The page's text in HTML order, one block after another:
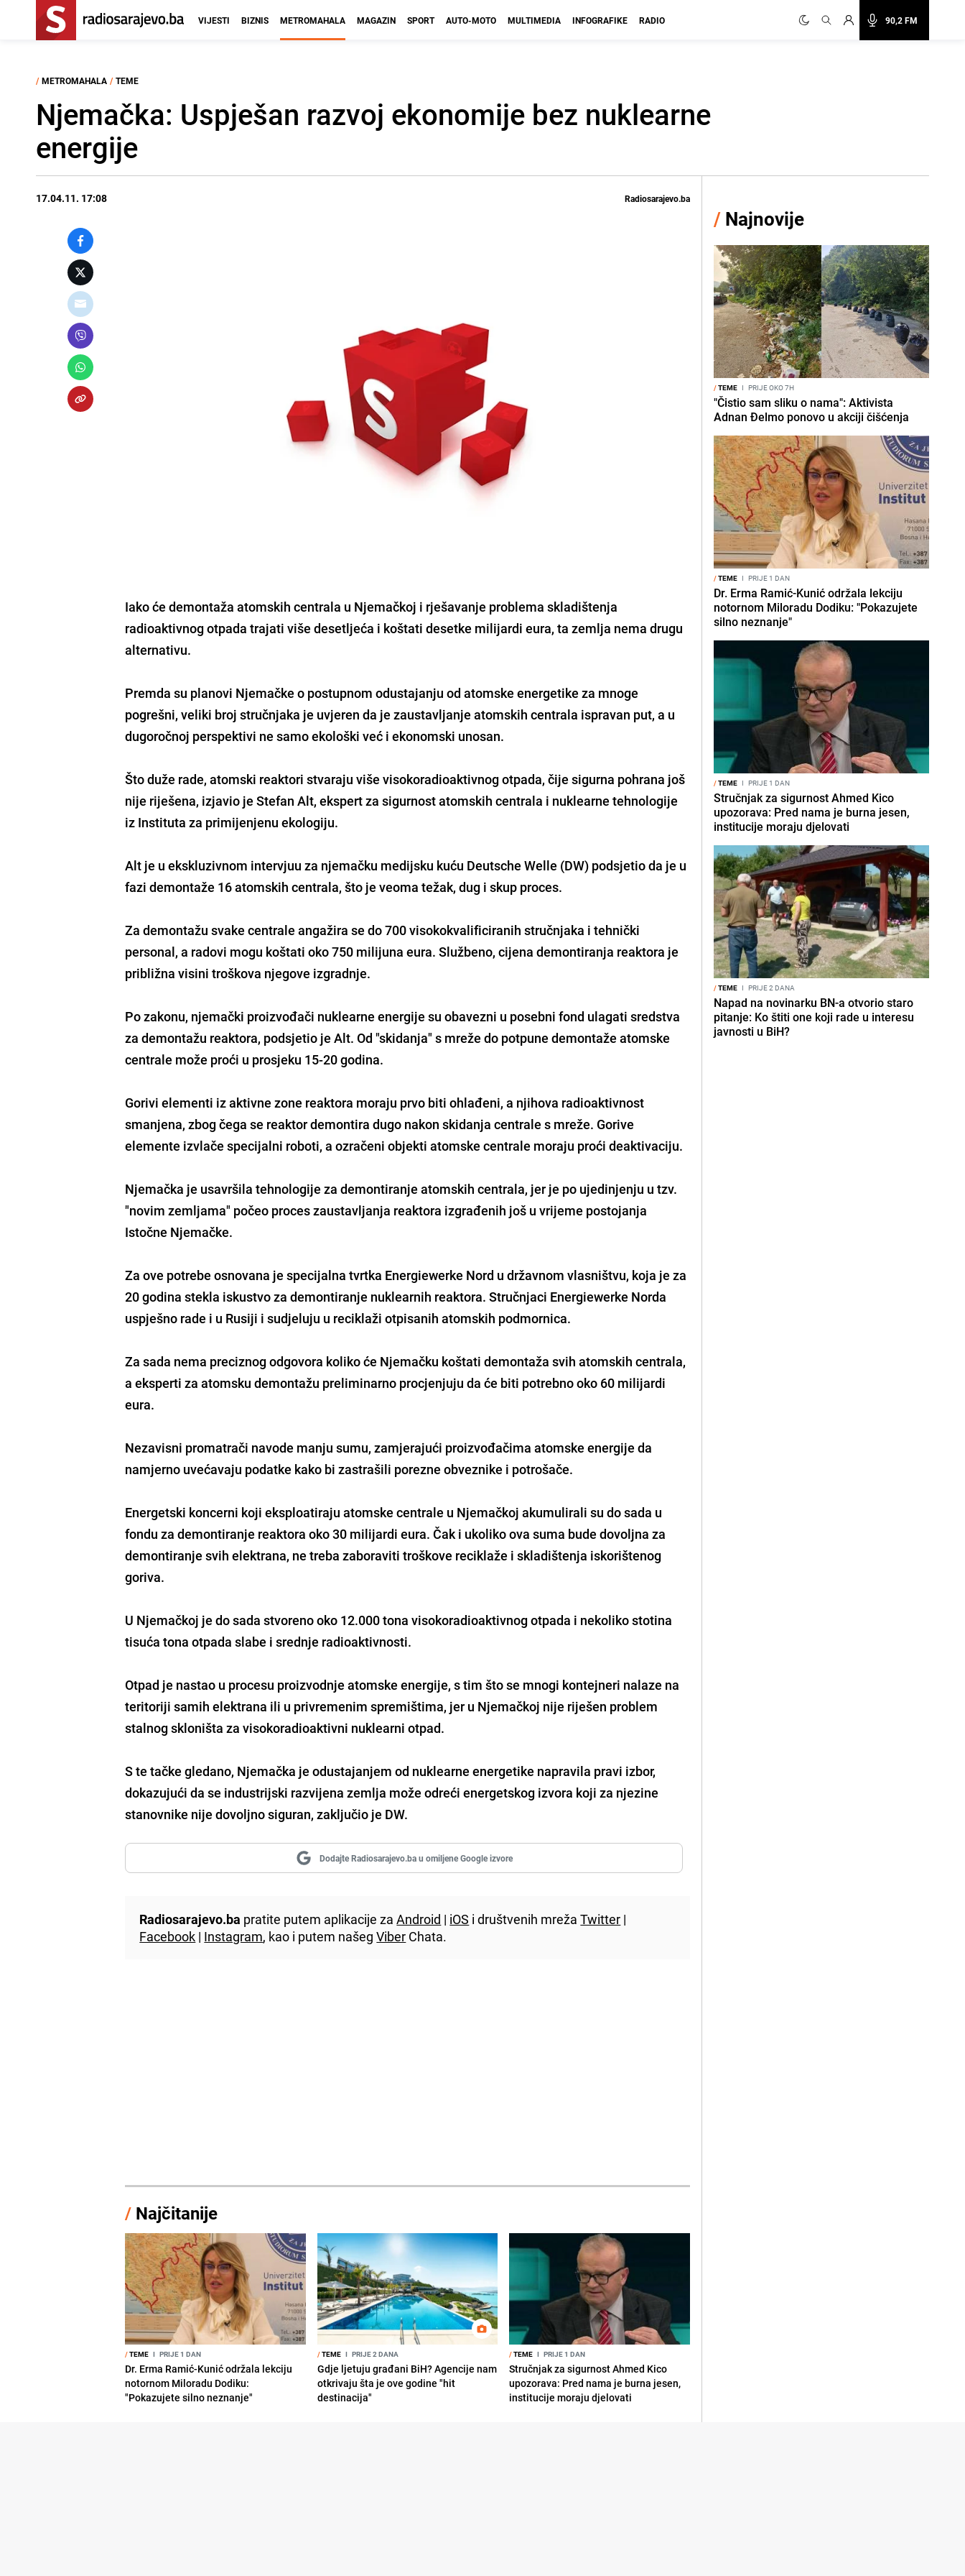
90,2 FM
VIJESTI BIZNIS METROMAHALA MAGAZIN SPORT AUTO-MOTO MULTIMEDIA INFOGRAFIKE RADIO
/ METROMAHALA / TEME
Njemačka: Uspješan razvoj ekonomije bez nuklearne
energije
17.04.11. 17:08 Radiosarajevo.ba
Iako će demontaža atomskih centrala u Njemačkoj i rješavanje problema skladištenja
radioaktivnog otpada trajati više desetljeća i koštati desetke milijardi eura, ta zemlja nema drugu
alternativu.
Premda su planovi Njemačke o postupnom odustajanju od atomske energetike za mnoge
pogrešni, veliki broj stručnjaka je uvjeren da je zaustavljanje atomskih centrala ispravan put, a u
dugoročnoj perspektivi ne samo ekološki već i ekonomski unosan.
Što duže rade, atomski reaktori stvaraju više visokoradioaktivnog otpada, čije sigurna pohrana još
nije riješena, izjavio je Stefan Alt, ekspert za sigurnost atomskih centrala i nuklearne tehnologije
iz Instituta za primijenjenu ekologiju.
Alt je u ekskluzivnom intervjuu za njemačku medijsku kuću Deutsche Welle (DW) podsjetio da je u
fazi demontaže 16 atomskih centrala, što je veoma težak, dug i skup proces.
Za demontažu svake centrale angažira se do 700 visokokvalificiranih stručnjaka i tehnički
personal, a radovi mogu koštati oko 750 milijuna eura. Službeno, cijena demontiranja reaktora je
približna visini troškova njegove izgradnje.
Po zakonu, njemački proizvođači nuklearne energije su obavezni u posebni fond ulagati sredstva
za demontažu reaktora, podsjetio je Alt. Od "skidanja" s mreže do potpune demontaže atomske
centrale može proći u prosjeku 15-20 godina.
Gorivi elementi iz aktivne zone reaktora moraju prvo biti ohlađeni, a njihova radioaktivnost
smanjena, zbog čega se reaktor demontira dugo nakon skidanja centrale s mreže. Gorive
elemente izvlače specijalni roboti, a ozračeni objekti atomske centrale moraju proći deaktivaciju.
Njemačka je usavršila tehnologije za demontiranje atomskih centrala, jer je po ujedinjenju u tzv.
"novim zemljama" počeo proces zaustavljanja reaktora izgrađenih još u vrijeme postojanja
Istočne Njemačke.
Za ove potrebe osnovana je specijalna tvrtka Energiewerke Nord u državnom vlasništvu, koja je za
20 godina stekla iskustvo za demontiranje nuklearnih reaktora. Stručnjaci Energiewerke Norda
uspješno rade i u Rusiji i sudjeluju u reciklaži otpisanih atomskih podmornica.
Za sada nema preciznog odgovora koliko će Njemačku koštati demontaža svih atomskih centrala,
a eksperti za atomsku demontažu preliminarno procjenjuju da će biti potrebno oko 60 milijardi
eura.
Nezavisni promatrači navode manju sumu, zamjerajući proizvođačima atomske energije da
namjerno uvećavaju podatke kako bi zastrašili porezne obveznike i potrošače.
Energetski koncerni koji eksploatiraju atomske centrale u Njemačkoj akumulirali su do sada u
fondu za demontiranje reaktora oko 30 milijardi eura. Čak i ukoliko ova suma bude dovoljna za
demontiranje svih elektrana, ne treba zaboraviti troškove reciklaže i skladištenja iskorištenog
goriva.
U Njemačkoj je do sada stvoreno oko 12.000 tona visokoradioaktivnog otpada i nekoliko stotina
tisuća tona otpada slabe i srednje radioaktivnosti.
Otpad je nastao u procesu proizvodnje atomske energije, s tim što se mnogi kontejneri nalaze na
teritoriji samih elektrana ili u privremenim spremištima, jer u Njemačkoj nije riješen problem
stalnog skloništa za visokoradioaktivni nuklearni otpad.
S te tačke gledano, Njemačka je odustajanjem od nuklearne energetike napravila pravi izbor,
dokazujući da se industrijski razvijena zemlja može odreći energetskog izvora koji za njezine
stanovnike nije dovoljno siguran, zaključio je DW.
Dodajte Radiosarajevo.ba u omiljene Google izvore
Radiosarajevo.ba pratite putem aplikacije zaAndroid | iOS i društvenih mrežaTwitter |
Facebook | Instagram, kao i putem našegViber Chata.
/ Najčitanije
/TEME I PRIJE 1 DAN
Dr. Erma Ramić-Kunić održala lekciju
notornom Miloradu Dodiku:
"Pokazujete silno neznanje"
/TEME I PRIJE 2 DANA
Gdje ljetuju građani BiH? Agencije nam
otkrivaju šta je ove godine "hit
destinacija"
/TEME I PRIJE 1 DAN
Stručnjak za sigurnost Ahmed Kico
upozorava: Pred nama je burna jesen,
institucije moraju djelovati
/ Najnovije
/TEME I PRIJE OKO 7H
"Čistio sam sliku o nama": Aktivista
Adnan Đelmo ponovo u akciji čišćenja
/TEME I PRIJE 1 DAN
Dr. Erma Ramić-Kunić održala lekciju
notornom Miloradu Dodiku: "Pokazujete
silno neznanje"
/TEME I PRIJE 1 DAN
Stručnjak za sigurnost Ahmed Kico
upozorava: Pred nama je burna jesen,
institucije moraju djelovati
/TEME I PRIJE 2 DANA
Napad na novinarku BN-a otvorio staro
pitanje: Ko štiti one koji rade u interesu
javnosti u BiH?